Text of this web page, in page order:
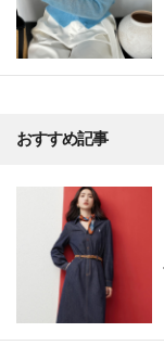
おすすめ記事